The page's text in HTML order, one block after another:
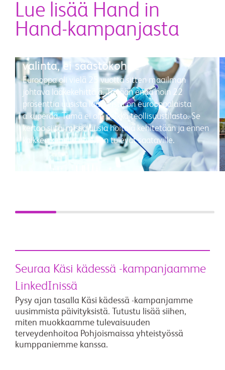
Lue lisää Hand in
Hand-kampanjasta
valinta, ei säästökohde
Eurooppa oli vielä 25 vuotta sitten maailman
johtava lääkekehittäjä. Tänään enää noin 22
prosenttia uusista lääkkeistä on eurooppalaista
alkuperää. Tämä ei ole pelkkä teollisuustilasto. Se
kertoo siitä, missä uusia hoitoja kehitetään ja ennen
kaikkea kenelle ne ensin tulevat saataville.
Seuraa Käsi kädessä -kampanjaamme
LinkedInissä
Pysy ajan tasalla Käsi kädessä -kampanjamme
uusimmista päivityksistä. Tutustu lisää siihen,
miten muokkaamme tulevaisuuden
terveydenhoitoa Pohjoismaissa yhteistyössä
kumppaniemme kanssa.